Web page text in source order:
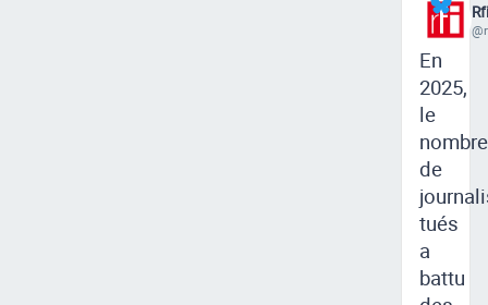
Rfi
En
2025,
le
nombre
de
tués
a
battu